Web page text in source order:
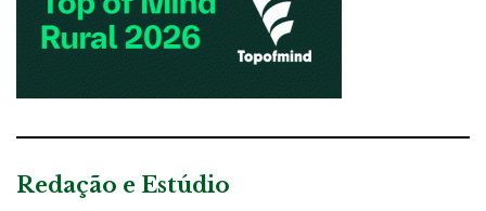
Redação e Estúdio